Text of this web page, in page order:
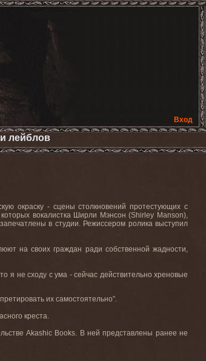
Вход
лейблов
окраску - сцены столкновений протестующих с
вокалистка Ширли Мэнсон (Shirley Manson),
в студии. Режиссером ролика выступил
на своих граждан ради собственной жадности,
я не сходу с ума - сейчас действительно хреновые
их самостоятельно”.
креста.
Akashic Books. В ней представлены ранее не